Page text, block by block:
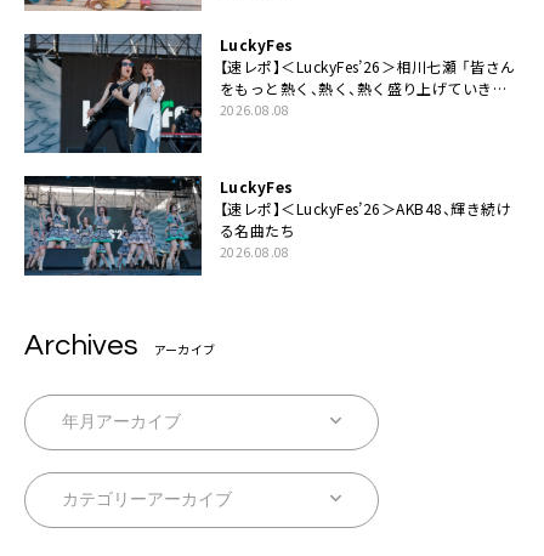
LuckyFes
【速レポ】＜LuckyFes’26＞相川七瀬 「皆さん
をもっと熱く、熱く、熱く盛り上げていきま
す！」
2026.08.08
LuckyFes
【速レポ】＜LuckyFes’26＞AKB48、輝き続け
る名曲たち
2026.08.08
Archives アーカイブ